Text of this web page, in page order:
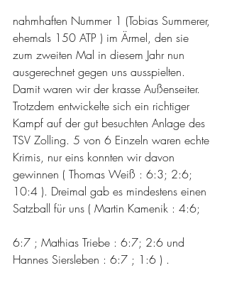
nahmhaften Nummer 1 (Tobias Summerer,
ehemals 150 ATP ) im Ärmel, den sie
zum zweiten Mal in diesem Jahr nun
ausgerechnet gegen uns ausspielten.
Damit waren wir der krasse Außenseiter.
Trotzdem entwickelte sich ein richtiger
Kampf auf der gut besuchten Anlage des
TSV Zolling. 5 von 6 Einzeln waren echte
Krimis, nur eins konnten wir davon
gewinnen ( Thomas Weiß : 6:3; 2:6;
10:4 ). Dreimal gab es mindestens einen
Satzball für uns ( Martin Kamenik : 4:6;
6:7 ; Mathias Triebe : 6:7; 2:6 und
Hannes Siersleben : 6:7 ; 1:6 ) .